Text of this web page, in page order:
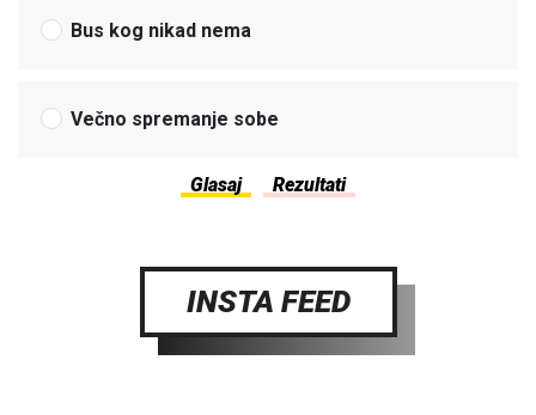
Bus kog nikad nema
Večno spremanje sobe
INSTA FEED